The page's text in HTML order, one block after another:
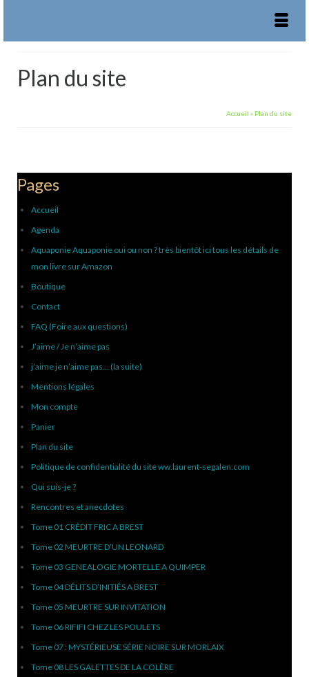
Plan du site
Accueil » Plan du site
Pages
Accueil
Agenda
Aquaponie Aquaponie oui ou non ? très bientôt ici tous les détails de
mon livre sur Amazon
Boutique
Contact
FAQ (Foire aux questions)
J’aime / Je n’aime pas
j’aime je n’aime pas… (la suite)
Mentions légales
Mon compte
Panier
Plan du site
Politique de confidentialité du site ww.laurent-segalen.com
Qui suis-je ?
Rencontres et anecdotes
Tome 01 CRÉDIT FRIC A BREST
Tome 02 MEURTRE D’UN LEONARD
Tome 03 GENEALOGIE MORTELLE A QUIMPER
Tome 04 DÉLITS D’INITIÉS A BREST
Tome 05 MEURTRE SUR INVITATION
Tome 06 RIFIFI CHEZ LES POULETS
Tome 07 : MYSTÉRIEUSE SÉRIE NOIRE SUR MORLAIX
Tome 08 LES GALETTES DE LA COLÈRE